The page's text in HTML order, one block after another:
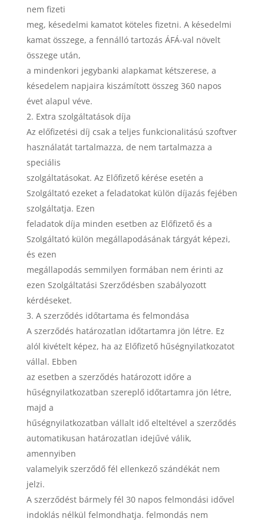
nem fizeti
meg, késedelmi kamatot köteles fizetni. A késedelmi
kamat összege, a fennálló tartozás ÁFÁ-val növelt
összege után,
a mindenkori jegybanki alapkamat kétszerese, a
késedelem napjaira kiszámított összeg 360 napos
évet alapul véve.
Extra szolgáltatások díja
Az előfizetési díj csak a teljes funkcionalitású szoftver
használatát tartalmazza, de nem tartalmazza a
speciális
szolgáltatásokat. Az Előfizető kérése esetén a
Szolgáltató ezeket a feladatokat külön díjazás fejében
szolgáltatja. Ezen
feladatok díja minden esetben az Előfizető és a
Szolgáltató külön megállapodásának tárgyát képezi,
és ezen
megállapodás semmilyen formában nem érinti az
ezen Szolgáltatási Szerződésben szabályozott
kérdéseket.
A szerződés időtartama és felmondása
A szerződés határozatlan időtartamra jön létre. Ez
alól kivételt képez, ha az Előfizető hűségnyilatkozatot
vállal. Ebben
az esetben a szerződés határozott időre a
hűségnyilatkozatban szereplő időtartamra jön létre,
majd a
hűségnyilatkozatban vállalt idő elteltével a szerződés
automatikusan határozatlan idejűvé válik,
amennyiben
valamelyik szerződő fél ellenkező szándékát nem
jelzi.
A szerződést bármely fél 30 napos felmondási idővel
indoklás nélkül felmondhatja. felmondás nem